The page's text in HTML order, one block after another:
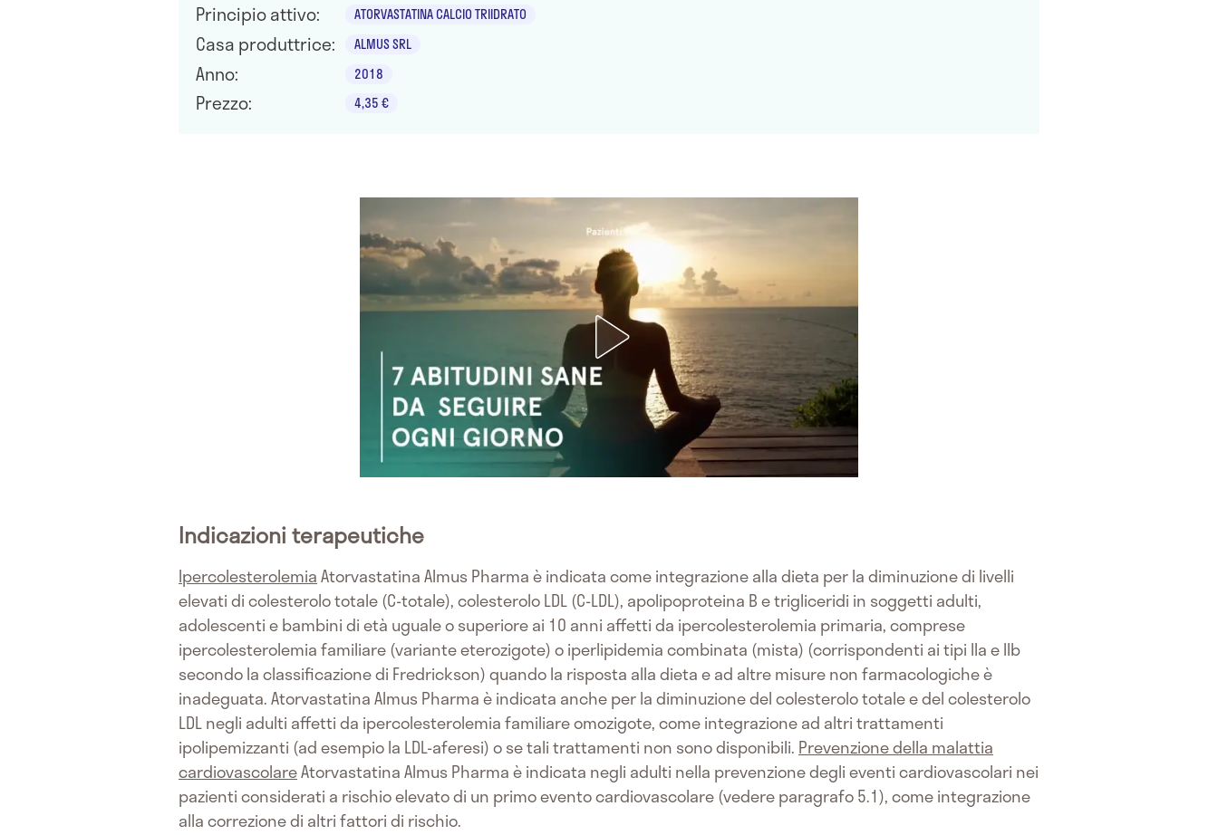
Principio attivo: ATORVASTATINA CALCIO TRIIDRATO
Casa produttrice: ALMUS SRL
Anno: 2018
Prezzo: 4,35 €
Indicazioni terapeutiche
IpercolesterolemiaAtorvastatina Almus Pharma è indicata come integrazione alla dieta per la diminuzione di livelli
elevati di colesterolo totale (C-totale), colesterolo LDL (C-LDL), apolipoproteina B e trigliceridi in soggetti adulti,
adolescenti e bambini di età uguale o superiore ai 10 anni affetti da ipercolesterolemia primaria, comprese
ipercolesterolemia familiare (variante eterozigote) o iperlipidemia combinata (mista) (corrispondenti ai tipi IIa e IIb
secondo la classificazione di Fredrickson) quando la risposta alla dieta e ad altre misure non farmacologiche è
inadeguata. Atorvastatina Almus Pharma è indicata anche per la diminuzione del colesterolo totale e del colesterolo
LDL negli adulti affetti da ipercolesterolemia familiare omozigote, come integrazione ad altri trattamenti
ipolipemizzanti (ad esempio la LDL-aferesi) o se tali trattamenti non sono disponibili. Prevenzione della malattia
cardiovascolareAtorvastatina Almus Pharma è indicata negli adulti nella prevenzione degli eventi cardiovascolari nei
pazienti considerati a rischio elevato di un primo evento cardiovascolare (vedere paragrafo 5.1), come integrazione
alla correzione di altri fattori di rischio.